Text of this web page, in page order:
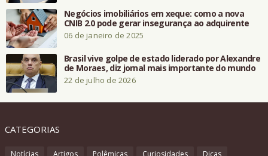
Negócios imobiliários em xeque: como a nova
CNIB 2.0 pode gerar insegurança ao adquirente
06 de janeiro de 2025
Brasil vive golpe de estado liderado por Alexandre
de Moraes, diz jornal mais importante do mundo
22 de julho de 2026
CATEGORIAS
Notícias Artigos Polêmicas Curiosidades
Dicas